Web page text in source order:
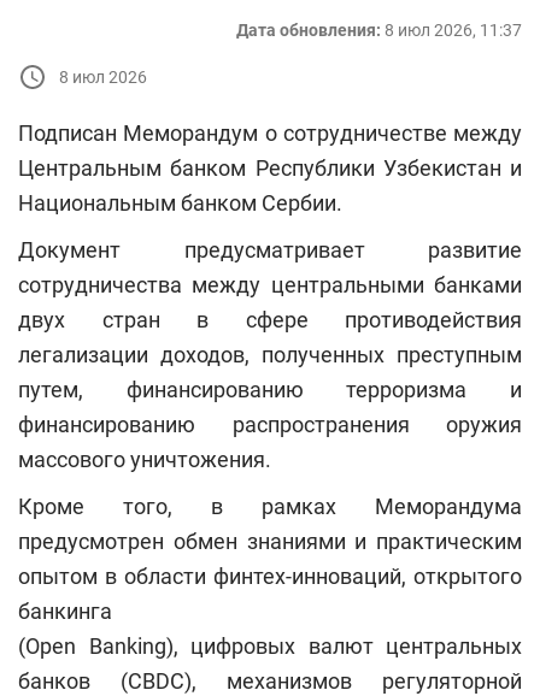
Дата обновления: 8 июл 2026, 11:37
8 июл 2026
Подписан Меморандум о сотрудничестве между
Центральным банком Республики Узбекистан и
Национальным банком Сербии.
Документ предусматривает развитие
сотрудничества между центральными банками
двух стран в сфере противодействия
легализации доходов, полученных преступным
путем, финансированию терроризма и
финансированию распространения оружия
массового уничтожения.
Кроме того, в рамках Меморандума
предусмотрен обмен знаниями и практическим
опытом в области финтех-инноваций, открытого
банкинга
(Open Banking), цифровых валют центральных
банков (CBDC), механизмов регуляторной